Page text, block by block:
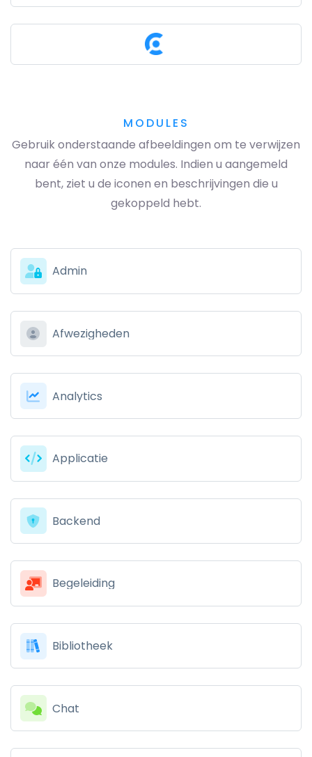
MODULES
Gebruik onderstaande afbeeldingen om te verwijzen
naar één van onze modules. Indien u aangemeld
bent, ziet u de iconen en beschrijvingen die u
gekoppeld hebt.
Admin
Afwezigheden
Analytics
Applicatie
Backend
Begeleiding
Bibliotheek
Chat